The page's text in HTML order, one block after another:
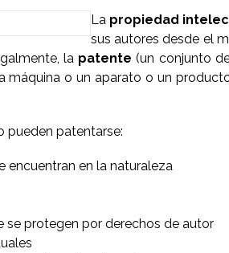
La propiedad
sus autores desde el
la patente (un conjunto
o un aparato o un
pueden patentarse:
encuentran en la naturaleza
se protegen por derechos de autor